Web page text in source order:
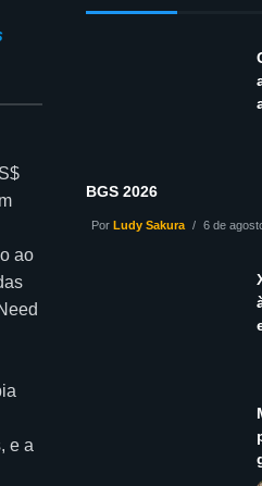
ao
e a
BGS 2026
PorLudy Sakura 6 de